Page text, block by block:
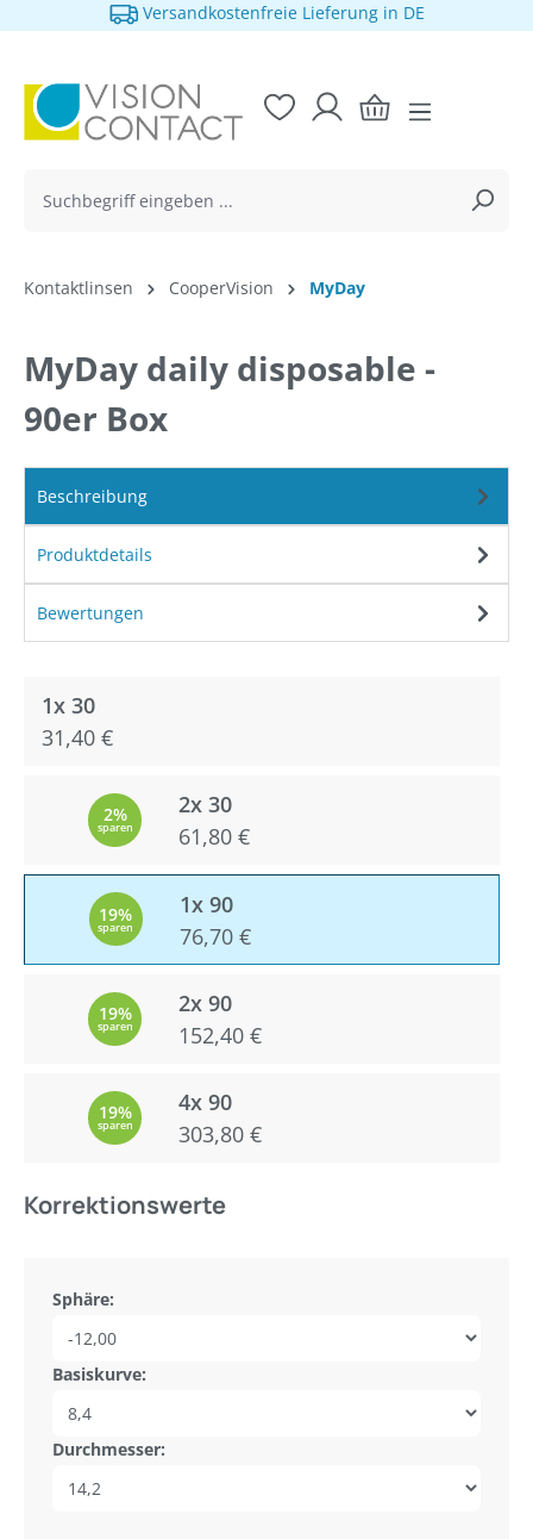
springen
Versandkostenfreie Lieferung in DE
Kontaktlinsen CooperVision MyDay
MyDay daily disposable -
90er Box
Beschreibung
Produktdetails
Bewertungen
1x 30
31,40 €
2%
sparen
2x 30
61,80 €
19%
sparen
1x 90
76,70 €
19%
sparen
2x 90
152,40 €
19%
sparen
4x 90
303,80 €
Korrektionswerte
Sphäre:
Basiskurve:
Durchmesser: